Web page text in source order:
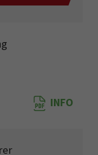
INFO